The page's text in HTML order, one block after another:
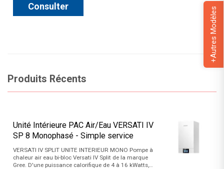
+Autres Modèles
Consulter
Produits Récents
Unité Intérieure PAC Air/Eau VERSATI IV
SP 8 Monophasé - Simple service
VERSATI IV SPLIT UNITE INTERIEUR MONO Pompe à
chaleur air eau bi-bloc Versati IV Split de la marque
Gree. D'une puissance calorifique de 4 à 16 kWatts,…